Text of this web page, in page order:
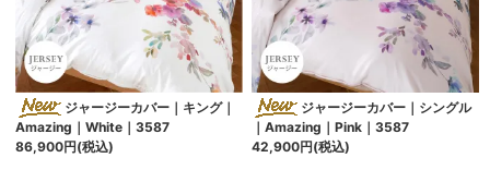
ジャージーカバー｜キング｜
Amazing｜White｜3587
86,900円(税込)
ジャージーカバー｜シングル
｜Amazing｜Pink｜3587
42,900円(税込)